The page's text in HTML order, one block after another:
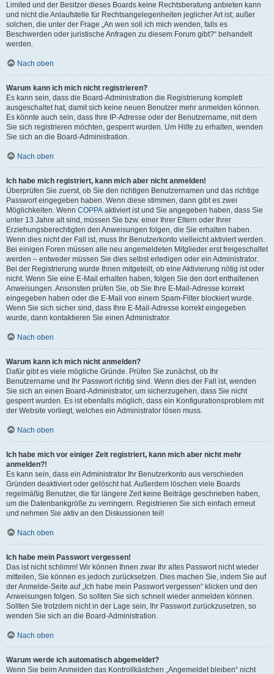
Limited und der Besitzer dieses Boards keine Rechtsberatung anbieten kann
und nicht die Anlaufstelle für Rechtsangelegenheiten jeglicher Art ist; außer
solchen, die unter der Frage „An wen soll ich mich wenden, falls es
Beschwerden oder juristische Anfragen zu diesem Forum gibt?“ behandelt
werden.
Nach oben
Warum kann ich mich nicht registrieren?
Es kann sein, dass die Board-Administration die Registrierung komplett
ausgeschaltet hat, damit sich keine neuen Benutzer mehr anmelden können.
Es könnte auch sein, dass Ihre IP-Adresse oder der Benutzername, mit dem
Sie sich registrieren möchten, gesperrt wurden. Um Hilfe zu erhalten, wenden
Sie sich an die Board-Administration.
Nach oben
Ich habe mich registriert, kann mich aber nicht anmelden!
Überprüfen Sie zuerst, ob Sie den richtigen Benutzernamen und das richtige
Passwort eingegeben haben. Wenn diese stimmen, dann gibt es zwei
Möglichkeiten. Wenn COPPA aktiviert ist und Sie angegeben haben, dass Sie
unter 13 Jahre alt sind, müssen Sie bzw. einer Ihrer Eltern oder Ihrer
Erziehungsberechtigten den Anweisungen folgen, die Sie erhalten haben.
Wenn dies nicht der Fall ist, muss Ihr Benutzerkonto vielleicht aktiviert werden.
Bei einigen Foren müssen alle neu angemeldeten Mitglieder erst freigeschaltet
werden – entweder müssen Sie dies selbst erledigen oder ein Administrator.
Bei der Registrierung wurde Ihnen mitgeteilt, ob eine Aktivierung nötig ist oder
nicht. Wenn Sie eine E-Mail erhalten haben, folgen Sie den dort enthaltenen
Anweisungen. Ansonsten prüfen Sie, ob Sie Ihre E-Mail-Adresse korrekt
eingegeben haben oder die E-Mail von einem Spam-Filter blockiert wurde.
Wenn Sie sich sicher sind, dass Ihre E-Mail-Adresse korrekt eingegeben
wurde, dann kontaktieren Sie einen Administrator.
Nach oben
Warum kann ich mich nicht anmelden?
Dafür gibt es viele mögliche Gründe. Prüfen Sie zunächst, ob Ihr
Benutzername und Ihr Passwort richtig sind. Wenn dies der Fall ist, wenden
Sie sich an einen Board-Administrator, um sicherzugehen, dass Sie nicht
gesperrt wurden. Es ist ebenfalls möglich, dass ein Konfigurationsproblem mit
der Website vorliegt, welches ein Administrator lösen muss.
Nach oben
Ich habe mich vor einiger Zeit registriert, kann mich aber nicht mehr
anmelden?!
Es kann sein, dass ein Administrator Ihr Benutzerkonto aus verschieden
Gründen deaktiviert oder gelöscht hat. Außerdem löschen viele Boards
regelmäßig Benutzer, die für längere Zeit keine Beiträge geschrieben haben,
um die Datenbankgröße zu verringern. Registrieren Sie sich einfach erneut
und nehmen Sie aktiv an den Diskussionen teil!
Nach oben
Ich habe mein Passwort vergessen!
Das ist nicht schlimm! Wir können Ihnen zwar Ihr altes Passwort nicht wieder
mitteilen, Sie können es jedoch zurücksetzen. Dies machen Sie, indem Sie auf
der Anmelde-Seite auf „Ich habe mein Passwort vergessen“ klicken und den
Anweisungen folgen. So sollten Sie sich schnell wieder anmelden können.
Sollten Sie trotzdem nicht in der Lage sein, Ihr Passwort zurückzusetzen, so
wenden Sie sich an die Board-Administration.
Nach oben
Warum werde ich automatisch abgemeldet?
Wenn Sie beim Anmelden das Kontrollkästchen „Angemeldet bleiben“ nicht